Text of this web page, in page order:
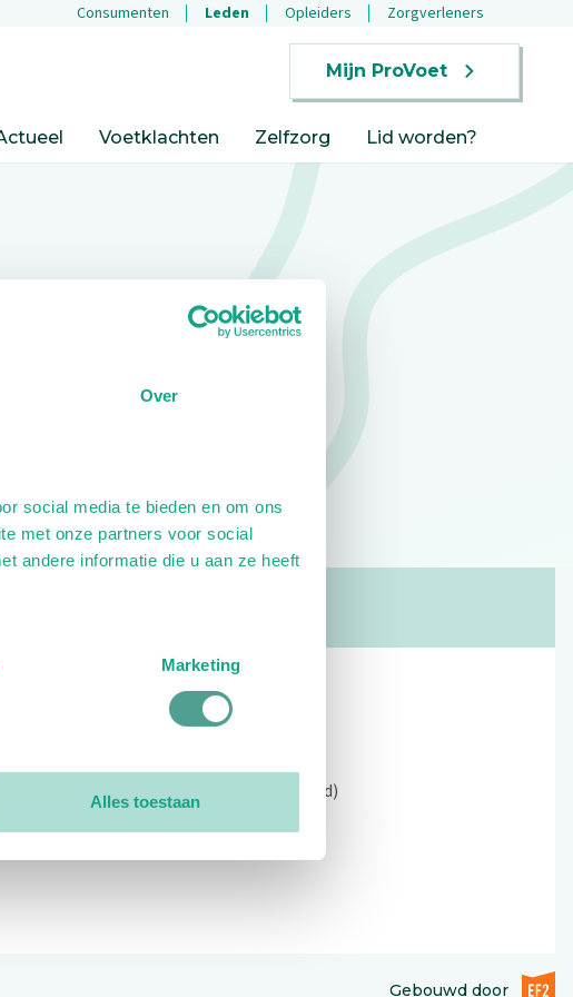
Over
social media te bieden en om ons
met onze partners voor social
andere informatie die u aan ze heeft
Marketing
Alles toestaan
Consumenten Leden Opleiders Zorgverleners
Mijn ProVoet
Voetklachten Zelfzorg Lid worden?
Open: 09:00 - 12:30 (alleen ochtend)
Gebouwd doorEF2